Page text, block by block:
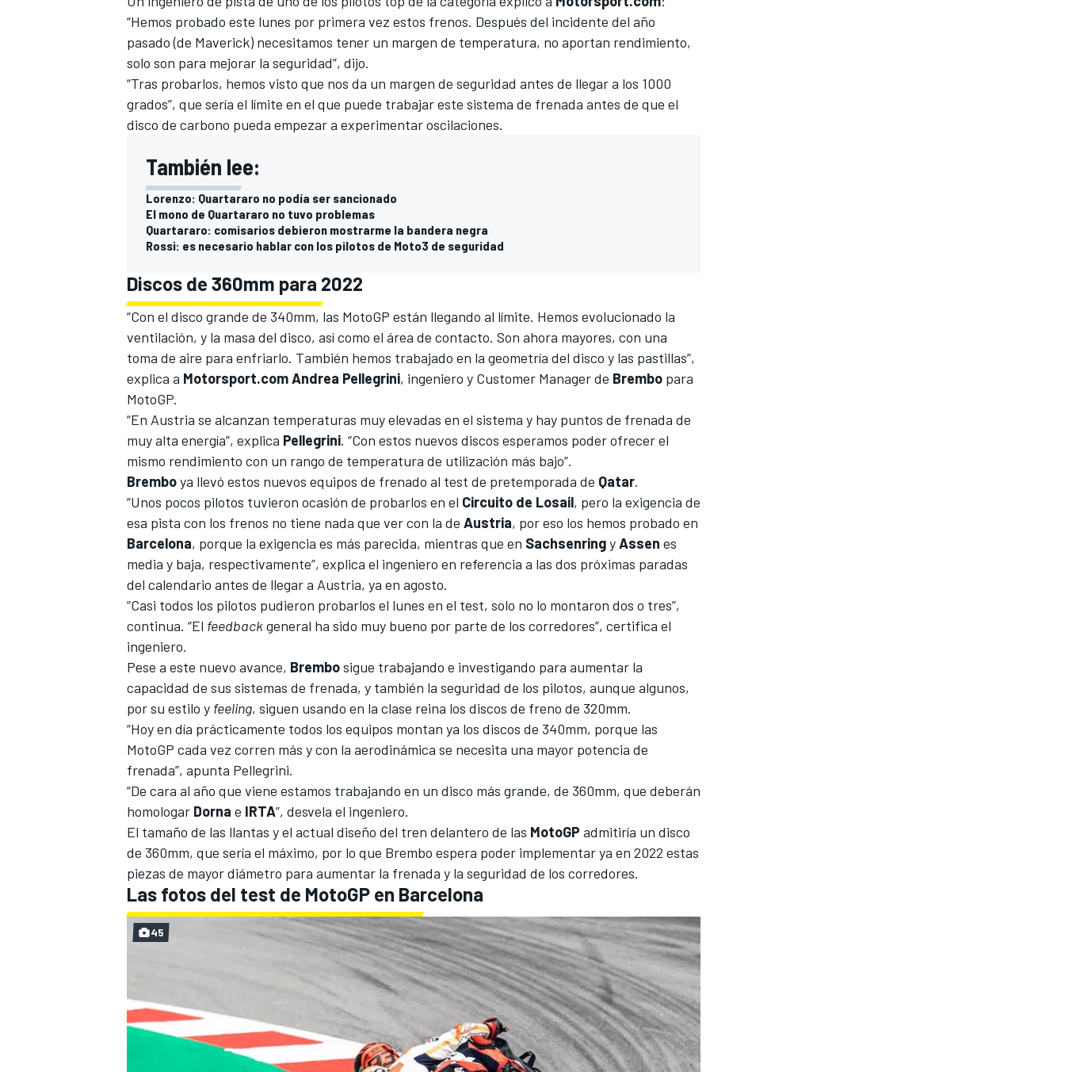
“Hemos probado este lunes por primera vez estos frenos. Después del incidente del año
pasado (de Maverick) necesitamos tener un margen de temperatura, no aportan rendimiento,
solo son para mejorar la seguridad”, dijo.
“Tras probarlos, hemos visto que nos da un margen de seguridad antes de llegar a los 1000
grados”, que sería el límite en el que puede trabajar este sistema de frenada antes de que el
disco de carbono pueda empezar a experimentar oscilaciones.
También lee:
Lorenzo: Quartararo no podía ser sancionado
El mono de Quartararo no tuvo problemas
Quartararo: comisarios debieron mostrarme la bandera negra
Rossi: es necesario hablar con los pilotos de Moto3 de seguridad
Discos de 360mm para 2022
“Con el disco grande de 340mm, las MotoGP están llegando al límite. Hemos evolucionado la
ventilación, y la masa del disco, así como el área de contacto. Son ahora mayores, con una
toma de aire para enfriarlo. También hemos trabajado en la geometría del disco y las pastillas”,
explica a Motorsport.comAndrea Pellegrini, ingeniero y Customer Manager de Brembo para
MotoGP.
“En Austria se alcanzan temperaturas muy elevadas en el sistema y hay puntos de frenada de
muy alta energía”, explica Pellegrini. “Con estos nuevos discos esperamos poder ofrecer el
mismo rendimiento con un rango de temperatura de utilización más bajo”.
Bremboya llevó estos nuevos equipos de frenado al test de pretemporada de Qatar.
“Unos pocos pilotos tuvieron ocasión de probarlos en el Circuito de Losail, pero la exigencia de
esa pista con los frenos no tiene nada que ver con la de Austria, por eso los hemos probado en
Barcelona, porque la exigencia es más parecida, mientras que en SachsenringyAssen es
media y baja, respectivamente”, explica el ingeniero en referencia a las dos próximas paradas
del calendario antes de llegar a Austria, ya en agosto.
“Casi todos los pilotos pudieron probarlos el lunes en el test, solo no lo montaron dos o tres”,
continua. “El feedbackgeneral ha sido muy bueno por parte de los corredores”, certifica el
ingeniero.
Pese a este nuevo avance, Brembosigue trabajando e investigando para aumentar la
capacidad de sus sistemas de frenada, y también la seguridad de los pilotos, aunque algunos,
por su estilo y feeling, siguen usando en la clase reina los discos de freno de 320mm.
“Hoy en día prácticamente todos los equipos montan ya los discos de 340mm, porque las
MotoGP cada vez corren más y con la aerodinámica se necesita una mayor potencia de
frenada”, apunta Pellegrini.
“De cara al año que viene estamos trabajando en un disco más grande, de 360mm, que deberán
homologar Dorna e IRTA”, desvela el ingeniero.
El tamaño de las llantas y el actual diseño del tren delantero de las MotoGP admitiría un disco
de 360mm, que sería el máximo, por lo que Brembo espera poder implementar ya en 2022 estas
piezas de mayor diámetro para aumentar la frenada y la seguridad de los corredores.
Las fotos del test de MotoGP en Barcelona
45